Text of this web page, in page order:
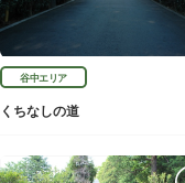
谷中エリア
くちなしの道